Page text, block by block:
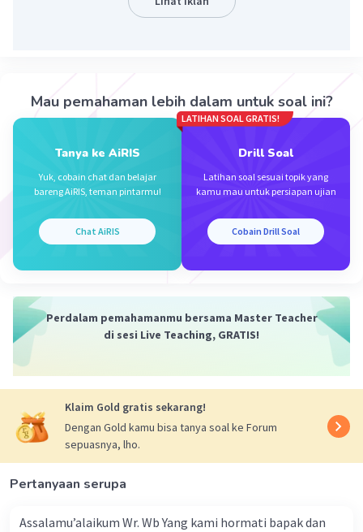
ilmu di dalamnya, dan banyak dalil di dalamnya. Penulis
juga merasakan bahwa buku tersebut tidak digurui. Oleh
Beri Rating·0.0 (0) Balas
Mau pemahaman lebih dalam untuk soal ini?
Tanya ke AiRIS
Yuk, cobain chat dan belajar
bareng AiRIS, teman pintarmu!
Chat AiRIS
LATIHAN SOAL GRATIS!
Drill Soal
Latihan soal sesuai topik yang
kamu mau untuk persiapan ujian
Cobain Drill Soal
Perdalam pemahamanmu bersama Master Teacher
di sesi Live Teaching, GRATIS!
Klaim Gold gratis sekarang!
Dengan Gold kamu bisa tanya soal ke Forum
sepuasnya, lho.
Pertanyaan serupa
Assalamu’alaikum Wr. Wb Yang kami hormati bapak dan